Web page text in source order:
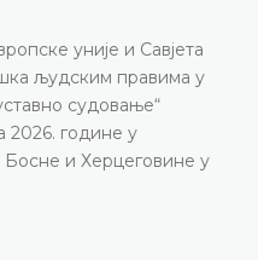
и Савјета
правима у
у
у